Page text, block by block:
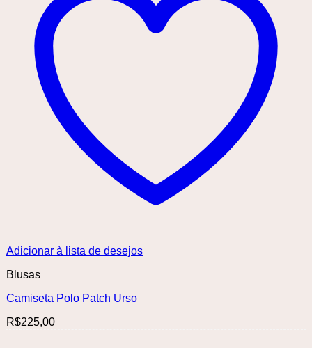
Adicionar à lista de desejos
Blusas
Camiseta Polo Patch Urso
R$225,00